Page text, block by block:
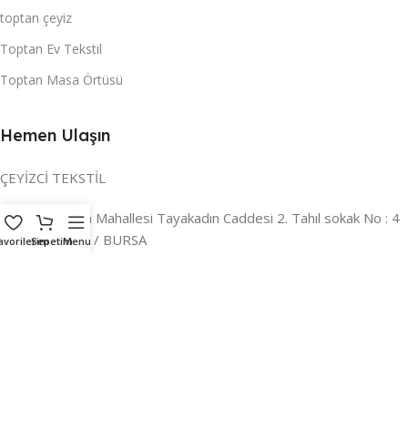
toptan çeyiz
Toptan Ev Tekstil
Toptan Masa Örtüsü
Hemen Ulaşın
ÇEYİZCİ TEKSTİL
Adres:Reyhan Mahallesi Tayakadın Caddesi 2. Tahıl sokak No : 4
/ a Osmangazi / BURSA
SepetimMenu